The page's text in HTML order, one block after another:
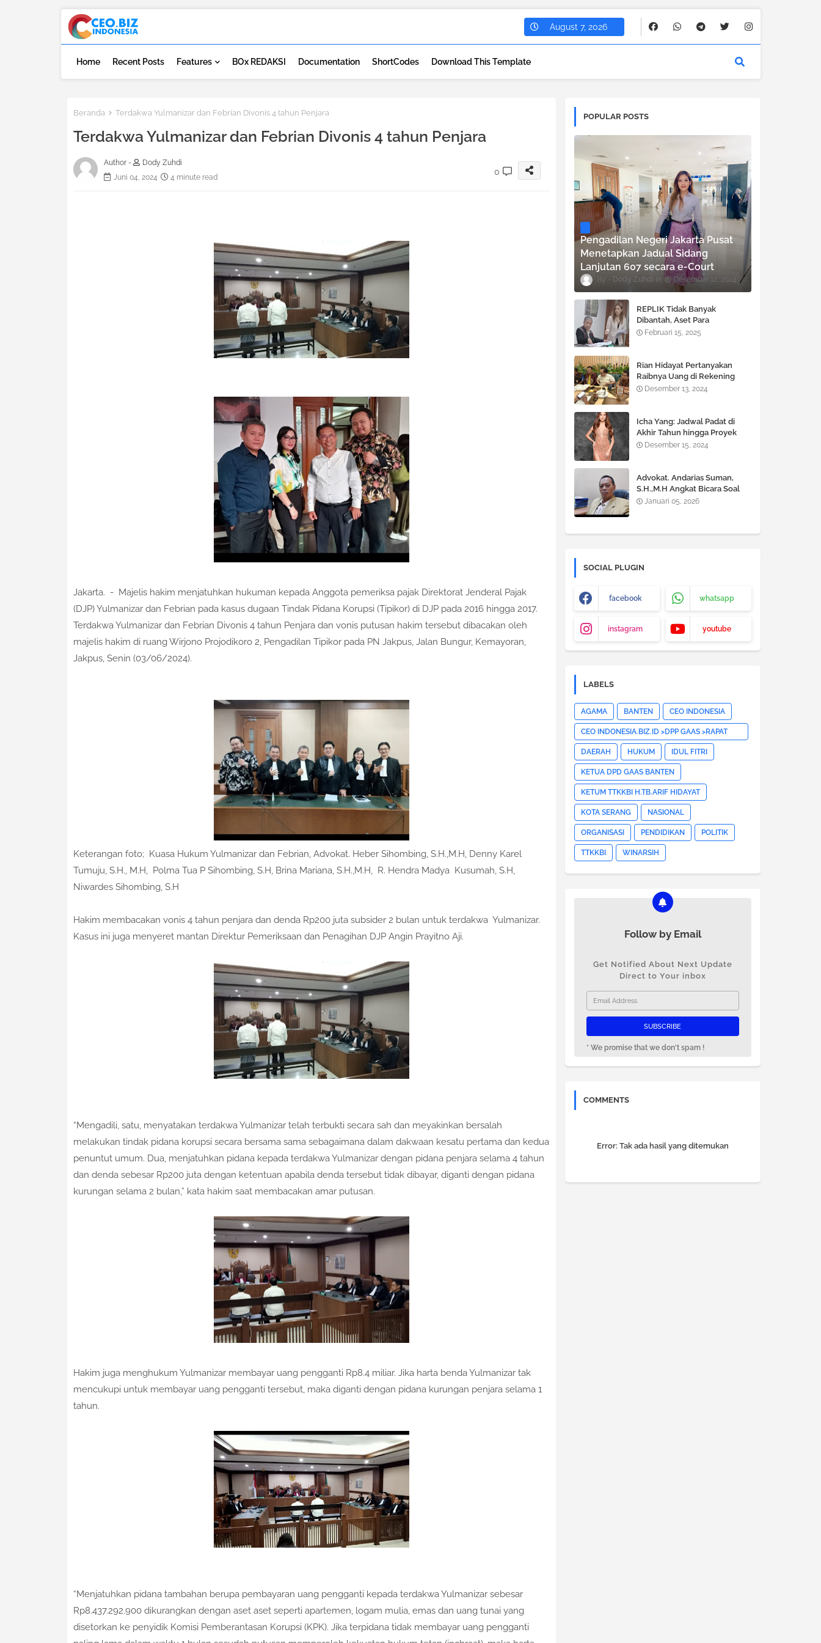
August 7, 2026
Home Recent Posts Features BOx REDAKSI Documentation ShortCodes Download This Template
Beranda Terdakwa Yulmanizar dan Febrian Divonis 4 tahun Penjara
Terdakwa Yulmanizar dan Febrian Divonis 4 tahun Penjara
Author -
Dody Zuhdi
Juni 04, 2024
4 minute read
0
Jakarta. - Majelis hakim menjatuhkan hukuman kepada Anggota pemeriksa pajak Direktorat Jenderal Pajak
(DJP) Yulmanizar dan Febrian pada kasus dugaan Tindak Pidana Korupsi (Tipikor) di DJP pada 2016 hingga 2017.
Terdakwa Yulmanizar dan Febrian Divonis 4 tahun Penjara dan vonis putusan hakim tersebut dibacakan oleh
majelis hakim di ruang Wirjono Projodikoro 2, Pengadilan Tipikor pada PN Jakpus, Jalan Bungur, Kemayoran,
Jakpus, Senin (03/06/2024).
Keterangan foto; Kuasa Hukum Yulmanizar dan Febrian, Advokat. Heber Sihombing, S.H.,M.H, Denny Karel
Tumuju, S.H., M.H, Polma Tua P Sihombing, S.H, Brina Mariana, S.H.,M.H, R. Hendra Madya Kusumah, S.H,
Niwardes Sihombing, S.H
Hakim membacakan vonis 4 tahun penjara dan denda Rp200 juta subsider 2 bulan untuk terdakwa Yulmanizar.
Kasus ini juga menyeret mantan Direktur Pemeriksaan dan Penagihan DJP Angin Prayitno Aji.
“Mengadili, satu, menyatakan terdakwa Yulmanizar telah terbukti secara sah dan meyakinkan bersalah
melakukan tindak pidana korupsi secara bersama sama sebagaimana dalam dakwaan kesatu pertama dan kedua
penuntut umum. Dua, menjatuhkan pidana kepada terdakwa Yulmanizar dengan pidana penjara selama 4 tahun
dan denda sebesar Rp200 juta dengan ketentuan apabila denda tersebut tidak dibayar, diganti dengan pidana
kurungan selama 2 bulan,” kata hakim saat membacakan amar putusan.
Hakim juga menghukum Yulmanizar membayar uang pengganti Rp8.4 miliar. Jika harta benda Yulmanizar tak
mencukupi untuk membayar uang pengganti tersebut, maka diganti dengan pidana kurungan penjara selama 1
tahun.
“Menjatuhkan pidana tambahan berupa pembayaran uang pengganti kepada terdakwa Yulmanizar sebesar
Rp8.437.292.900 dikurangkan dengan aset aset seperti apartemen, logam mulia, emas dan uang tunai yang
disetorkan ke penyidik Komisi Pemberantasan Korupsi (KPK). Jika terpidana tidak membayar uang pengganti
POPULAR POSTS
Pengadilan Negeri Jakarta Pusat
Menetapkan Jadual Sidang
Lanjutan 607 secara e-Court
Dody Zuhdi Desember 12, 2024
REPLIK Tidak Banyak
Dibantah, Aset Para
TERGUGAT Terancam di SITA
Februari 15, 2025
Rian Hidayat Pertanyakan
Raibnya Uang di Rekening
Bank BNI Cabang Fatmawati
Desember 13, 2024
Icha Yang: Jadwal Padat di
Akhir Tahun hingga Proyek
Besar di 2025
Desember 15, 2024
Advokat. Andarias Suman,
S.H.,M.H Angkat Bicara Soal
KUHP dan KUHAP yang Baru
Januari 05, 2026
SOCIAL PLUGIN
facebook whatsapp
instagram youtube
LABELS
AGAMA BANTEN CEO INDONESIA
CEO INDONESIA.BIZ.ID >DPP GAAS >RAPAT
PLENO DPP GAAS >JAKARTA
PUSAT>HOTNEWS>
DAERAH HUKUM IDUL FITRI
KETUA DPD GAAS BANTEN
KETUM TTKKBI H.TB.ARIF HIDAYAT
KOTA SERANG NASIONAL
ORGANISASI PENDIDIKAN POLITIK
TTKKBI WINARSIH
Follow by Email
Get Notified About Next Update
Direct to Your inbox
* We promise that we don't spam !
COMMENTS
Error: Tak ada hasil yang ditemukan